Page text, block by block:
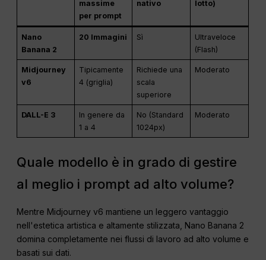
massime
per prompt
nativo
lotto)
Nano
Banana 2
20 Immagini Sì
Ultraveloce
(Flash)
Midjourney
v6
Tipicamente
4 (griglia)
Richiede una
scala
superiore
Moderato
DALL-E 3
In genere da
1 a 4
No (Standard
1024px)
Moderato
Quale modello è in grado di gestire
al meglio i prompt ad alto volume?
Mentre Midjourney v6 mantiene un leggero vantaggio
nell'estetica artistica e altamente stilizzata, Nano Banana 2
domina completamente nei flussi di lavoro ad alto volume e
basati sui dati.